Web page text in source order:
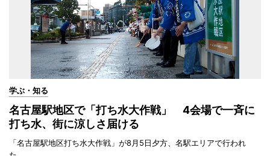
学ぶ・知る
名古屋駅地区で「打ち水大作戦」 4会場で一斉に
打ち水、街に涼しさ届ける
「名古屋駅地区打ち水大作戦」が8月5日夕方、名駅エリアで行われ